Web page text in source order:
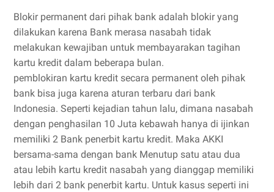
Blokir permanent dari pihak bank adalah blokir yang
dilakukan karena Bank merasa nasabah tidak
melakukan kewajiban untuk membayarakan tagihan
kartu kredit dalam beberapa bulan.
pemblokiran kartu kredit secara permanent oleh pihak
bank bisa juga karena aturan terbaru dari bank
Indonesia. Seperti kejadian tahun lalu, dimana nasabah
dengan penghasilan 10 Juta kebawah hanya di ijinkan
memiliki 2 Bank penerbit kartu kredit. Maka AKKI
bersama-sama dengan bank Menutup satu atau dua
atau lebih kartu kredit nasabah yang dianggap memiliki
lebih dari 2 bank penerbit kartu. Untuk kasus seperti ini